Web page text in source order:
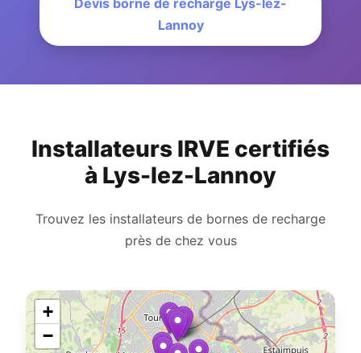
Devis borne de recharge Lys-lez-
Lannoy
Installateurs IRVE certifiés
à Lys-lez-Lannoy
Trouvez les installateurs de bornes de recharge
près de chez vous
+
−